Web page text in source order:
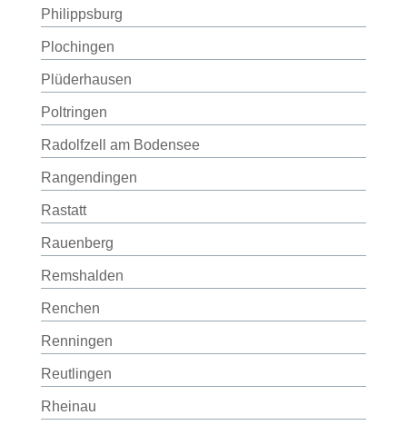
Philippsburg
Plochingen
Plüderhausen
Poltringen
Radolfzell am Bodensee
Rangendingen
Rastatt
Rauenberg
Remshalden
Renchen
Renningen
Reutlingen
Rheinau